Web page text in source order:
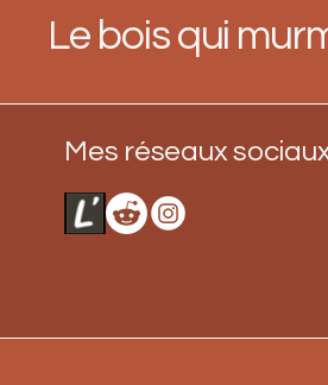
Le bois qui
Mes réseaux